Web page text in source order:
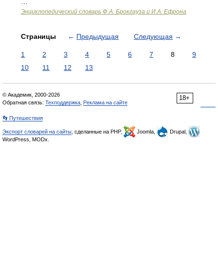
Энциклопедический словарь Ф.А. Брокгауза и И.А. Ефрона
Страницы ← Предыдущая Следующая →
1 2 3 4 5 6 7 8
9
10
11 12 13
18+
© Академик, 2000-2026
Обратная связь: Техподдержка Реклама на сайте
👣 Путешествия
Экспорт словарей на сайты , сделанные на PHP, Joomla,
Drupal,
WordPress, MODx.